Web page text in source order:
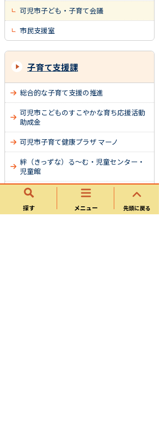
探す メニュー 先頭に戻る
可児市子ども・子育て会議
市民支援室
子育て支援課
総合的な子育て支援の推進
可児市こどものすこやかな育ち応援活動
助成金
可児市子育て健康プラザ マーノ
絆（きっずな）る～む・児童センター・
児童館
ファミリー・サポート・センター
子育て支援